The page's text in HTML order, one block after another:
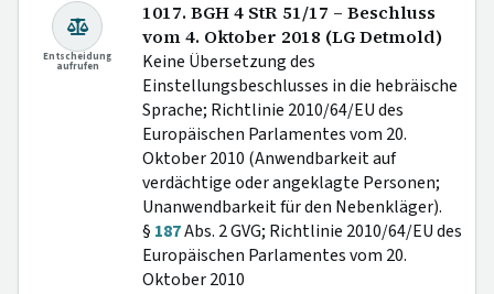
Entscheidung
aufrufen
1017. BGH 4 StR 51/17 – Beschluss
vom 4. Oktober 2018 (LG Detmold)
Keine Übersetzung des
Einstellungsbeschlusses in die hebräische
Sprache; Richtlinie 2010/64/EU des
Europäischen Parlamentes vom 20.
Oktober 2010 (Anwendbarkeit auf
verdächtige oder angeklagte Personen;
Unanwendbarkeit für den Nebenkläger).
§ 187Abs. 2 GVG; Richtlinie 2010/64/EU des
Europäischen Parlamentes vom 20.
Oktober 2010